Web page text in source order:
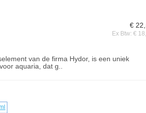
€
Ex Btw: €
van de firma Hydor, is een uniek
aquaria, dat g..